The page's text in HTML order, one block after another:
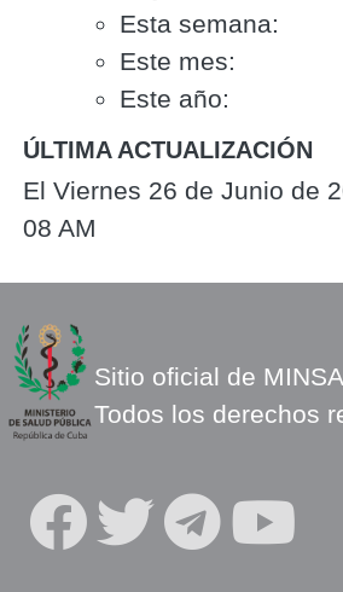
Esta semana:
Este mes:
Este año:
ÚLTIMA ACTUALIZACIÓN
El Viernes 26 de Junio de
08 AM
Sitio oficial de
Todos los derechos
R